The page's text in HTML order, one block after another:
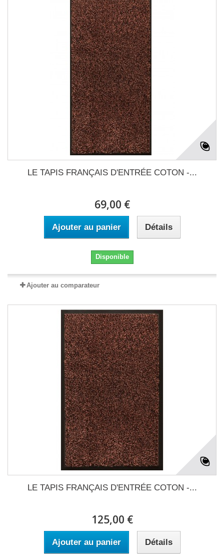
LE TAPIS FRANÇAIS D'ENTRÉE COTON -...
69,00 €
Ajouter au panier Détails
Disponible
Ajouter au comparateur
LE TAPIS FRANÇAIS D'ENTRÉE COTON -...
125,00 €
Ajouter au panier Détails